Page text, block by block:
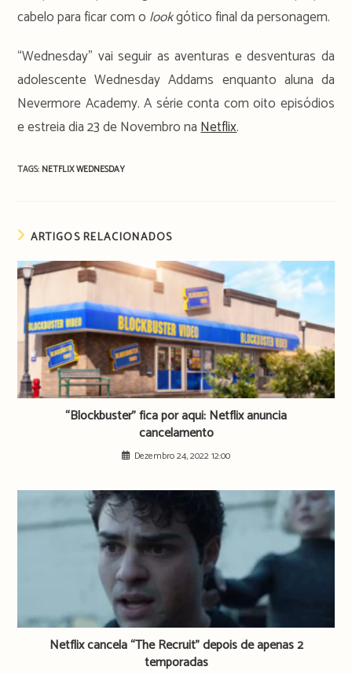
cabelo para ficar com o lookgótico final da personagem.
“Wednesday” vai seguir as aventuras e desventuras da
adolescente Wednesday Addams enquanto aluna da
Nevermore Academy. A série conta com oito episódios
e estreia dia 23 de Novembro naNetflix.
TAGS: NETFLIXWEDNESDAY
ARTIGOS RELACIONADOS
“Blockbuster” fica por aqui: Netflix anuncia
cancelamento
Dezembro 24, 2022 12:00
Netflix cancela “The Recruit” depois de apenas 2
temporadas